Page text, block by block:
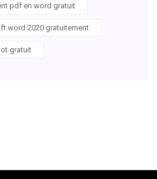
pdf en word gratuit
word 2020 gratuitement
gratuit